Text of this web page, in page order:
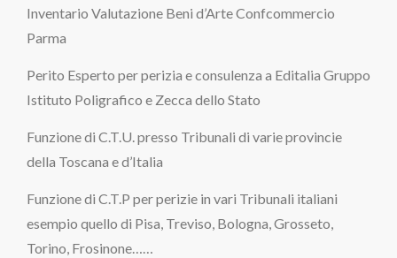
Inventario Valutazione Beni d’Arte Confcommercio
Parma
Perito Esperto per perizia e consulenza a Editalia Gruppo
Istituto Poligrafico e Zecca dello Stato
Funzione di C.T.U. presso Tribunali di varie provincie
della Toscana e d’Italia
Funzione di C.T.P per perizie in vari Tribunali italiani
esempio quello di Pisa, Treviso, Bologna, Grosseto,
Torino, Frosinone……